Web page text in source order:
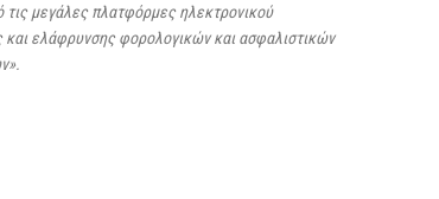
μεγάλες πλατφόρμες ηλεκτρονικού
ελάφρυνσης φορολογικών και ασφαλιστικών